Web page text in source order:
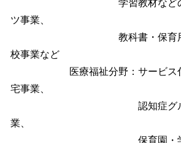
学習教材などの出版
ツ事業、
教科書・保育用品な
校事業など
医療福祉分野：サービス付
宅事業、
認知症グループ
業、
保育園・学童など